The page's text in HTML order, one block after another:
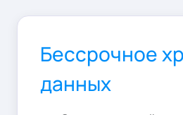
Бессрочное
данныx